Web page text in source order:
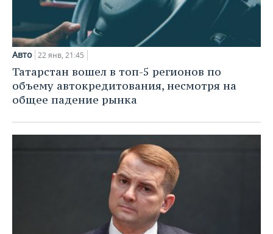
Авто 22 янв, 21:45
Татарстан вошел в топ-5 регионов по
объему автокредитования, несмотря на
общее падение рынка